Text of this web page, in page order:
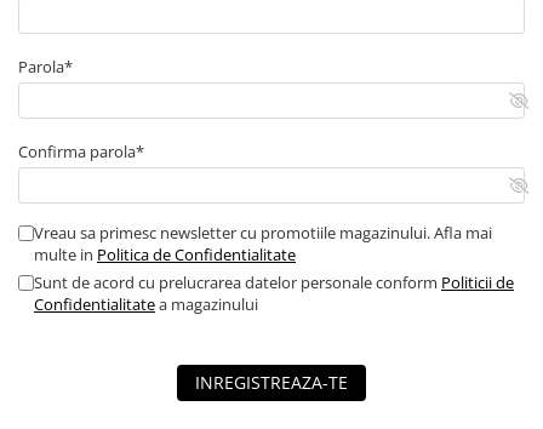
Parola*
Confirma parola*
Vreau sa primesc newsletter cu promotiile magazinului. Afla mai
multe in Politica de Confidentialitate
Sunt de acord cu prelucrarea datelor personale conform Politicii de
Confidentialitatea magazinului
INREGISTREAZA-TE